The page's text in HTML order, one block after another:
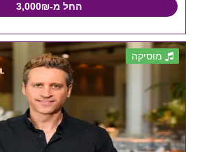
החל מ-3,000₪
מוסיקה